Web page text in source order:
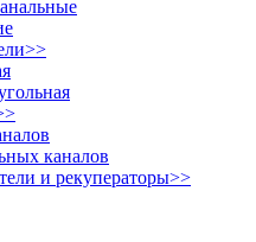
>>
каналов
и рекуператоры>>